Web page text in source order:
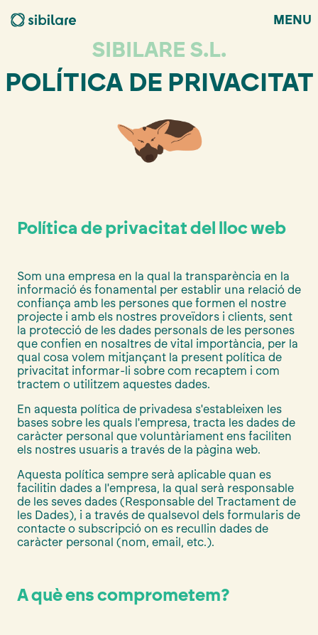
MENU
SIBILARE S.L.
POLÍTICA DE PRIVACITAT
Política de privacitat del lloc web
Som una empresa en la qual la transparència en la
informació és fonamental per establir una relació de
confiança amb les persones que formen el nostre
projecte i amb els nostres proveïdors i clients, sent
la protecció de les dades personals de les persones
que confien en nosaltres de vital importància, per la
qual cosa volem mitjançant la present política de
privacitat informar-li sobre com recaptem i com
tractem o utilitzem aquestes dades.
En aquesta política de privadesa s'estableixen les
bases sobre les quals l'empresa, tracta les dades de
caràcter personal que voluntàriament ens faciliten
els nostres usuaris a través de la pàgina web.
Aquesta política sempre serà aplicable quan es
facilitin dades a l'empresa, la qual serà responsable
de les seves dades (Responsable del Tractament de
les Dades), i a través de qualsevol dels formularis de
contacte o subscripció on es recullin dades de
caràcter personal (nom, email, etc.).
A què ens comprometem?